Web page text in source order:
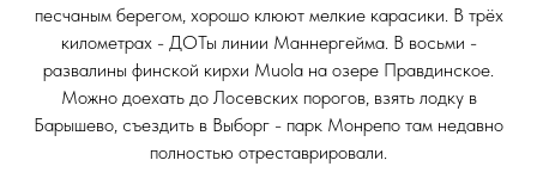
песчаным берегом, хорошо клюют мелкие карасики. В трёх
километрах - ДОТы линии Маннергейма. В восьми -
развалины финской кирхи Muola на озере Правдинское.
Можно доехать до Лосевских порогов, взять лодку в
Барышево, съездить в Выборг - парк Монрепо там недавно
полностью отреставрировали.